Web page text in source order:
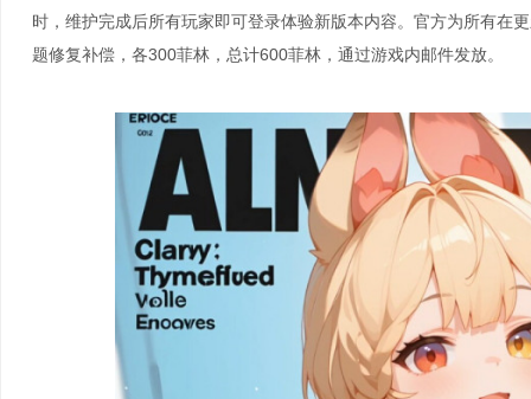
时，维护完成后所有玩家即可登录体验新版本内容。官方为所有在
题修复补偿，各300菲林，总计600菲林，通过游戏内邮件发放。